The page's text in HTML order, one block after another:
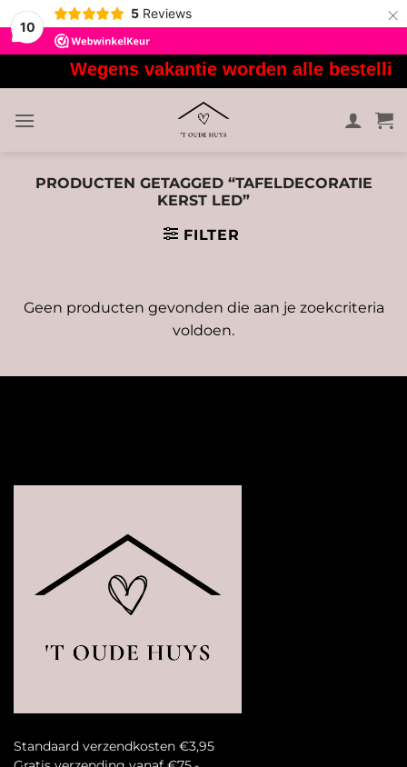
10
5 Reviews ×
naar
inhoud
Wegens vakantie worden alle
PRODUCTEN GETAGGED “TAFELDECORATIE
KERST LED”
FILTER
Geen producten gevonden die aan je zoekcriteria
voldoen.
Standaard verzendkosten €3,95